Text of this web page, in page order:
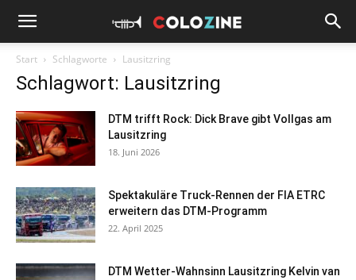
Start Schlagworte Lausitzring
Schlagwort: Lausitzring
DTM trifft Rock: Dick Brave gibt Vollgas am
Lausitzring
18. Juni 2026
Spektakuläre Truck-Rennen der FIA ETRC
erweitern das DTM-Programm
22. April 2025
DTM Wetter-Wahnsinn Lausitzring Kelvin van